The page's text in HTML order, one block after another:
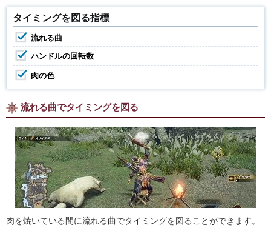
タイミングを図る指標
流れる曲
ハンドルの回転数
肉の色
流れる曲でタイミングを図る
肉を焼いている間に流れる曲でタイミングを図ることができます。